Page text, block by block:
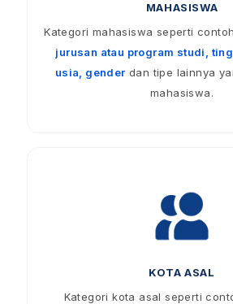
MAHASISWA
Kategori mahasiswa seperti contoh
jurusan atau program studi,
usia, gender dan tipe lainnya
mahasiswa.
KOTA ASAL
Kategori kota asal seperti